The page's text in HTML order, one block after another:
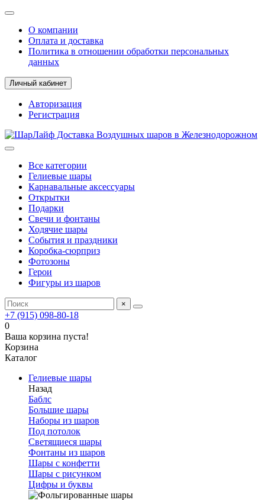
О компании
Оплата и доставка
Политика в отношении обработки персональных
данных
Личный кабинет
Авторизация
Регистрация
Все категории
Гелиевые шары
Карнавальные аксессуары
Открытки
Подарки
Свечи и фонтаны
Ходячие шары
События и праздники
Коробка-сюрприз
Фотозоны
Герои
Фигуры из шаров
×
+7 (915) 098-80-18
0
Ваша корзина пуста!
Корзина
Каталог
Гелиевые шары
Назад
Баблс
Большие шары
Наборы из шаров
Под потолок
Светящиеся шары
Фонтаны из шаров
Шары с конфетти
Шары с рисунком
Цифры и буквы